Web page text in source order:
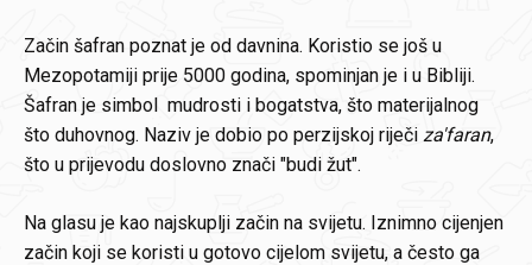
Začin šafran poznat je od davnina. Koristio se još u
Mezopotamiji prije 5000 godina, spominjan je i u Bibliji.
Šafran je simbol mudrosti i bogatstva, što materijalnog
što duhovnog. Naziv je dobio po perzijskoj riječi za'faran,
što u prijevodu doslovno znači "budi žut".
Na glasu je kao najskuplji začin na svijetu. Iznimno cijenjen
začin koji se koristi u gotovo cijelom svijetu, a često ga